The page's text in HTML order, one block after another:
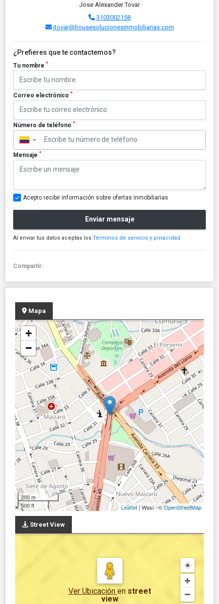
Jose Alexander Tovar
3103002158
jtovar@housesolucionesinmobiliarias.com
¿Prefieres que te contactemos?
Tu nombre *
Correo electrónico *
Número de teléfono *
▼
Mensaje *
Acepto recibir información sobre ofertas inmobiliarias
Enviar mensaje
Al enviar tus datos aceptas los Términos de servicio y privacidad
Compartir:
Mapa
+
−
200 m
500 ft
Leaflet | Wasi - ©OpenStreetMap
Street View
Ver Ubicación en street
view